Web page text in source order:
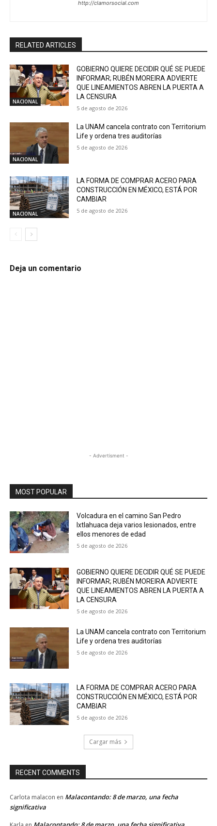
http://clamorsocial.com
RELATED ARTICLES
NACIONAL
GOBIERNO QUIERE DECIDIR QUÉ SE PUEDE
INFORMAR; RUBÉN MOREIRA ADVIERTE
QUE LINEAMIENTOS ABREN LA PUERTA A
LA CENSURA
5 de agosto de 2026
NACIONAL
La UNAM cancela contrato con Territorium
Life y ordena tres auditorías
5 de agosto de 2026
NACIONAL
LA FORMA DE COMPRAR ACERO PARA
CONSTRUCCIÓN EN MÉXICO, ESTÁ POR
CAMBIAR
5 de agosto de 2026
Deja un comentario
- Advertisment -
MOST POPULAR
Volcadura en el camino San Pedro
Ixtlahuaca deja varios lesionados, entre
ellos menores de edad
5 de agosto de 2026
GOBIERNO QUIERE DECIDIR QUÉ SE PUEDE
INFORMAR; RUBÉN MOREIRA ADVIERTE
QUE LINEAMIENTOS ABREN LA PUERTA A
LA CENSURA
5 de agosto de 2026
La UNAM cancela contrato con Territorium
Life y ordena tres auditorías
5 de agosto de 2026
LA FORMA DE COMPRAR ACERO PARA
CONSTRUCCIÓN EN MÉXICO, ESTÁ POR
CAMBIAR
5 de agosto de 2026
Cargar más
RECENT COMMENTS
Carlota malacon en Malacontando: 8 de marzo, una fecha
significativa